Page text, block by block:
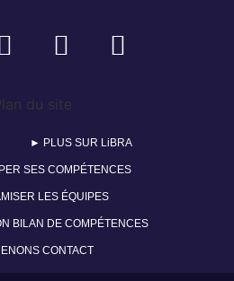
du site
► PLUS SUR LiBRA
SES COMPÉTENCES
LES ÉQUIPES
BILAN DE COMPÉTENCES
CONTACT